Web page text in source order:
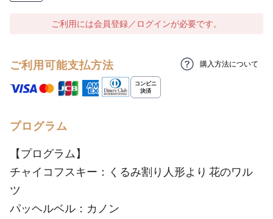
ご利用には会員登録／ログインが必要です。
ご利用可能支払方法 購入方法について
プログラム
【プログラム】
チャイコフスキー：くるみ割り人形より 花のワル
ツ
パッヘルベル：カノン